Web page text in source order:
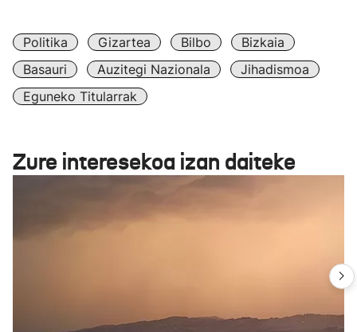
Politika Gizartea Bilbo
Bizkaia
Basauri
Auzitegi Nazionala
Jihadismoa
Eguneko Titularrak
Zure interesekoa izan daiteke